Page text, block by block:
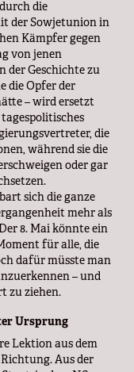
die
der Sowjetunion in
Kämpfer gegen
von jenen
der Geschichte zu
die Opfer der
– wird ersetzt
die
während sie die
oder gar
sich die ganze
mehr als
8. Mai könnte ein
für alle, die
dafür müsste man
– und
zu ziehen.
Ursprung
Lektion aus dem
Aus der